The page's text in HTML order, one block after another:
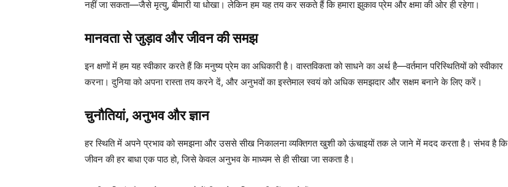
नहीं जा सकता—जैसे मृत्यु, बीमारी या धोखा। लेकिन हम यह तय कर सकते हैं कि हमारा झुकाव प्रेम और क्षमा की ओर ही रहेगा।
मानवता से जुड़ाव और जीवन की समझ
इन क्षणों में हम यह स्वीकार करते हैं कि मनुष्य प्रेम का अधिकारी है। वास्तविकता को साधने का अर्थ है—वर्तमान परिस्थितियों को स्वीकार
करना। दुनिया को अपना रास्ता तय करने दें, और अनुभवों का इस्तेमाल स्वयं को अधिक समझदार और सक्षम बनाने के लिए करें।
चुनौतियां, अनुभव और ज्ञान
हर स्थिति में अपने प्रभाव को समझना और उससे सीख निकालना व्यक्तिगत खुशी को ऊंचाइयों तक ले जाने में मदद करता है। संभव है कि
जीवन की हर बाधा एक पाठ हो, जिसे केवल अनुभव के माध्यम से ही सीखा जा सकता है।